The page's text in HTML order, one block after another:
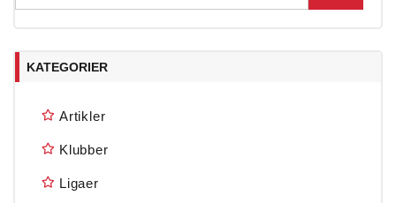
KATEGORIER
Artikler
Klubber
Ligaer